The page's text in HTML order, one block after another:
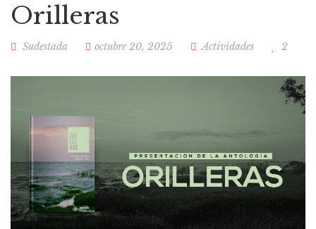
Orilleras
Sudestada octubre 20, 2025 Actividades 2